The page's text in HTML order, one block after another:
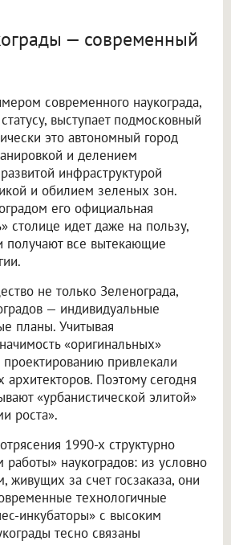
— современный
современного наукограда,
выступает подмосковный
это автономный город
и делением
инфраструктурой
и обилием зеленых зон.
его официальная
столице идет даже на пользу,
получают все вытекающие
не только Зеленограда,
— индивидуальные
планы. Учитывая
«оригинальных»
проектированию привлекали
архитекторов. Поэтому сегодня
«урбанистической элитой»
роста».
1990-х структурно
наукоградов: из условно
живущих за счет госзаказа, они
технологичные
инкубаторы» с высоким
тесно связаны